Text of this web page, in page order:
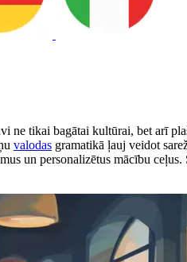
ne tikai bagātai kultūrai, bet arī
valodas gramatikā ļauj veidot
un personalizētus mācību